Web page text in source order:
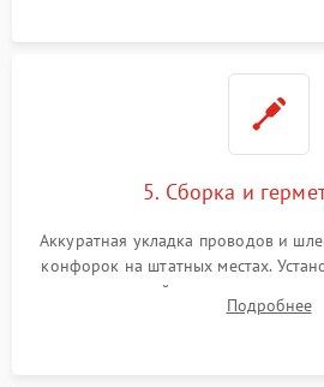
5. Сборка и
Аккуратная укладка проводов и
конфорок на штатных местах.
проверкой равномерности
термостойкого герметика или
Подробнее